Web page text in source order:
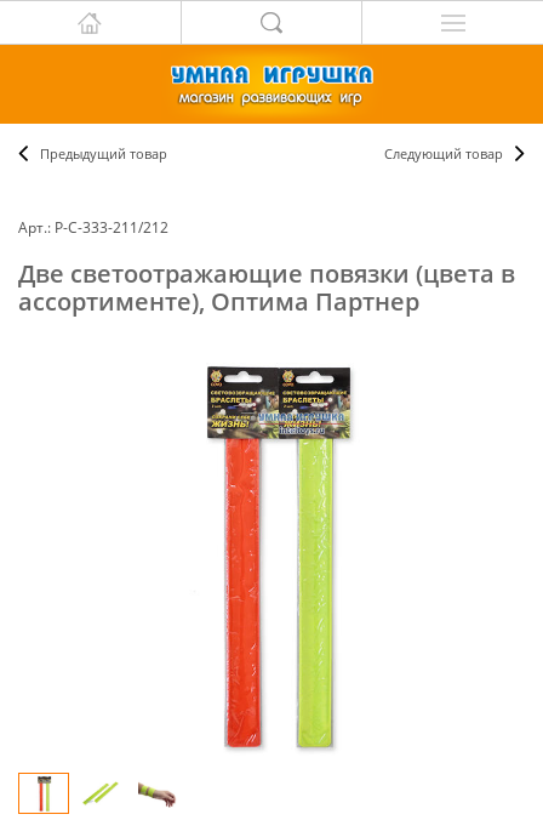
Предыдущий товар Следующий товар
Арт.: Р-С-333-211/212
Две светоотражающие повязки (цвета в
ассортименте), Оптима Партнер